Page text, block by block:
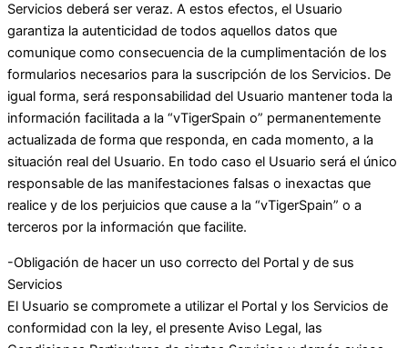
Servicios deberá ser veraz. A estos efectos, el Usuario
garantiza la autenticidad de todos aquellos datos que
comunique como consecuencia de la cumplimentación de los
formularios necesarios para la suscripción de los Servicios. De
igual forma, será responsabilidad del Usuario mantener toda la
información facilitada a la “vTigerSpain o” permanentemente
actualizada de forma que responda, en cada momento, a la
situación real del Usuario. En todo caso el Usuario será el único
responsable de las manifestaciones falsas o inexactas que
realice y de los perjuicios que cause a la “vTigerSpain” o a
terceros por la información que facilite.
-Obligación de hacer un uso correcto del Portal y de sus
Servicios
El Usuario se compromete a utilizar el Portal y los Servicios de
conformidad con la ley, el presente Aviso Legal, las